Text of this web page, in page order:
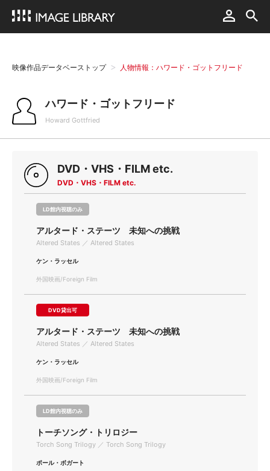
映像作品データベーストップ 人物情報：ハワード・ゴットフリード
ハワード・ゴットフリード
Howard Gottfried
DVD・VHS・FILM etc.
DVD・VHS・FILM etc.
LD館内視聴のみ
アルタード・ステーツ 未知への挑戦
Altered States ／ Altered States
ケン・ラッセル
外国映画/Foreign Film
DVD貸出可
アルタード・ステーツ 未知への挑戦
Altered States ／ Altered States
ケン・ラッセル
外国映画/Foreign Film
LD館内視聴のみ
トーチソング・トリロジー
Torch Song Trilogy ／ Torch Song Trilogy
ポール・ボガート